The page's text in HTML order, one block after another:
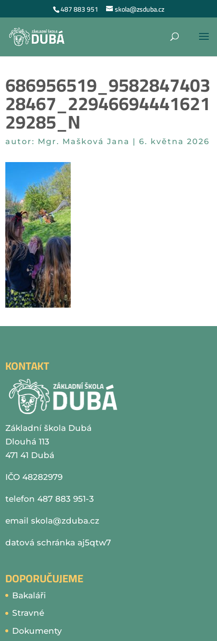
487 883 951 skola@zsduba.cz
686956519_9582847403
28467_22946694441621
29285_N
autor: Mgr. Mašková Jana |6. května 2026
KONTAKT
Základní škola Dubá
Dlouhá 113
471 41 Dubá
IČO 48282979
telefon 487 883 951-3
emailskola@zduba.cz
datová schránka aj5qtw7
DOPORUČUJEME
Bakaláři
Stravné
Dokumenty